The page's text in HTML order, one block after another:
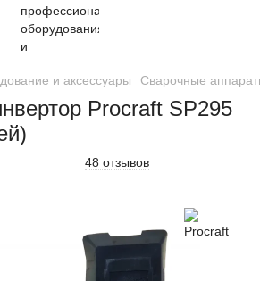
и аксессуары Сварочные
Procraft SP295
48 отзывов